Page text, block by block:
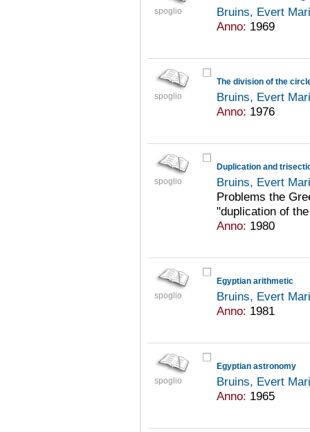
spoglio
Bruins, Evert
Anno: 1969
spoglio
The division of the
Bruins, Evert
Anno: 1976
spoglio
Duplication and
Bruins, Evert
Problems the
"duplication of
Anno: 1980
spoglio
Egyptian arithmetic
Bruins, Evert
Anno: 1981
spoglio
Egyptian astronomy
Bruins, Evert
Anno: 1965